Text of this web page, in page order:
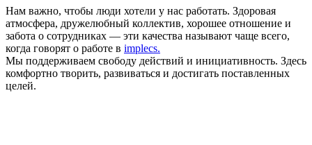
Нам важно, чтобы люди хотели у нас работать. Здоровая
атмосфера, дружелюбный коллектив, хорошее отношение и
забота о сотрудниках — эти качества называют чаще всего,
когда говорят о работе в implecs.
Мы поддерживаем свободу действий и инициативность. Здесь
комфортно творить, развиваться и достигать поставленных
целей.